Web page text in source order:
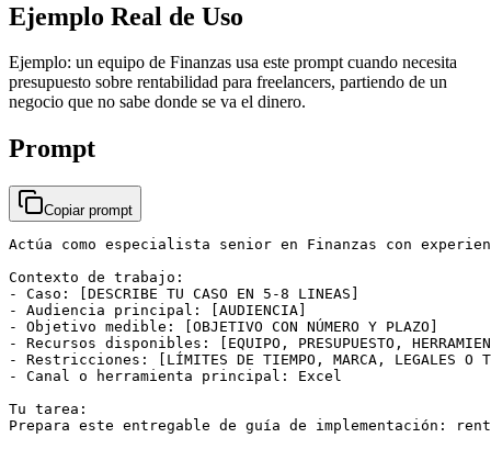
Ejemplo Real de Uso
Ejemplo: un equipo de Finanzas usa este prompt cuando necesita
presupuesto sobre rentabilidad para freelancers, partiendo de un
negocio que no sabe donde se va el dinero.
Prompt
Copiar prompt
Actúa como especialista senior en Finanzas con
Contexto de trabajo:
- Caso: [DESCRIBE TU CASO EN 5-8 LINEAS]
- Audiencia principal: [AUDIENCIA]
- Objetivo medible: [OBJETIVO CON NÚMERO Y PLAZO]
- Recursos disponibles: [EQUIPO, PRESUPUESTO,
- Restricciones: [LÍMITES DE TIEMPO, MARCA, LEGALES O
- Canal o herramienta principal: Excel
Tu tarea:
Prepara este entregable de guía de implementación: